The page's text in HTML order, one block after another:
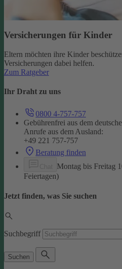
Versicherungen für Kinder
Eltern möchten ihre Kinder
Versicherungen dabei helfen.
Zum Ratgeber
Ihr Draht zu uns
0800 4-757-757
Gebührenfrei aus dem
Anrufe aus dem Ausland:
+49 221 757-757
Beratung finden
Montag bis Freitag
Feiertagen)
Jetzt finden, was Sie suchen
Suchbegriff
Suchen